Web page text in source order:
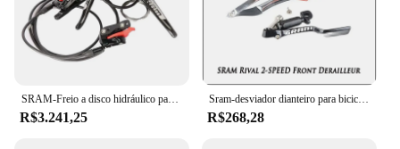
SRAM-Freio a disco hidráulico para bicicleta rodoviária, controlador de mudanças, peça do desviador, esquerda e direita, 1, 1X11, 11 Speed, 900mm, 1800mm, ST
R$3.241,25
Sram-desviador dianteiro para bicicleta de estrada 2x11 velocidades
R$268,28